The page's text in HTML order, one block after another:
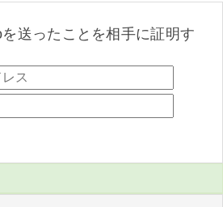
送ったことを相手に証明す